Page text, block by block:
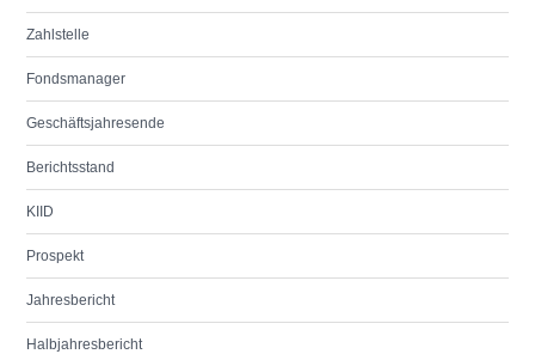
Zahlstelle
Fondsmanager
Geschäftsjahresende
Berichtsstand
KIID
Prospekt
Jahresbericht
Halbjahresbericht